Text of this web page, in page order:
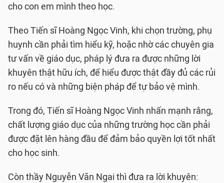
cho con em mình theo học.
Theo Tiến sĩ Hoàng Ngọc Vinh, khi chọn trường, phụ
huynh cần phải tìm hiểu kỹ, hoặc nhờ các chuyên gia
tư vấn về giáo dục, pháp lý đưa ra được những lời
khuyên thật hữu ích, để hiểu được thật đầy đủ các rủi
ro nếu có và những biện pháp để tự bảo vệ mình.
Trong đó, Tiến sĩ Hoàng Ngọc Vinh nhấn mạnh rằng,
chất lượng giáo dục của những trường học cần phải
được đặt lên hàng đầu để đảm bảo quyền lợi tốt nhất
cho học sinh.
Còn thầy Nguyễn Văn Ngai thì đưa ra lời khuyên: